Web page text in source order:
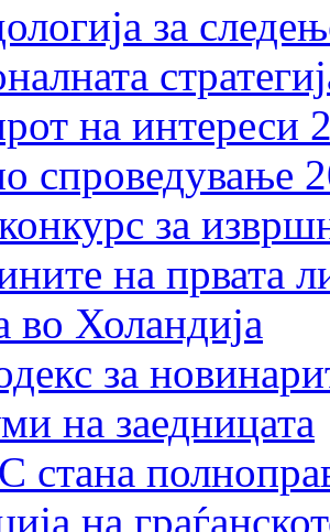
за
на интереси
спроведување
за
на првата
во Холандија
за
на заедницата
на